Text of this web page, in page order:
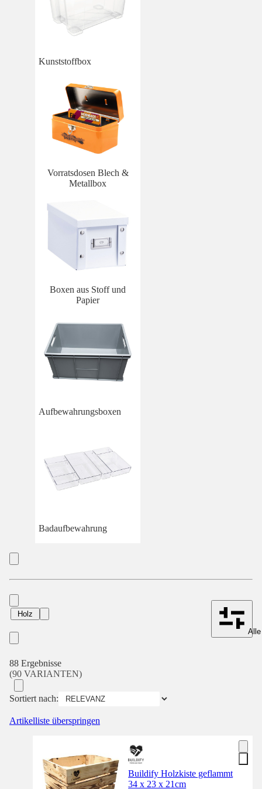
Kunststoffbox
Vorratsdosen Blech &
Metallbox
Boxen aus Stoff und
Papier
Aufbewahrungsboxen
Badaufbewahrung
Holz
88 Ergebnisse
(90 VARIANTEN)
Sortiert nach:
Artikelliste überspringen
Buildify Holzkiste geflammt
34 x 23 x 21cm